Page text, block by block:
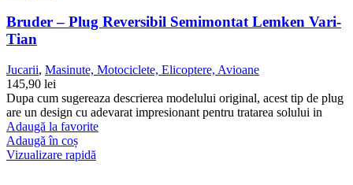
Bruder – Plug Reversibil Semimontat Lemken Vari-
Tian
Jucarii, Masinute, Motociclete, Elicoptere, Avioane
145,90 lei
Dupa cum sugereaza descrierea modelului original, acest tip de plug
are un design cu adevarat impresionant pentru tratarea solului in
Adaugă la favorite
Adaugă în coș
Vizualizare rapidă